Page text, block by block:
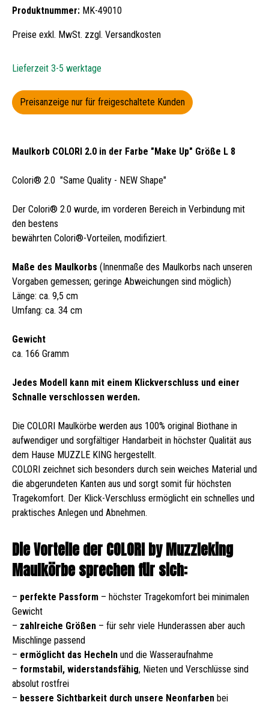
Produktnummer: MK-49010
Preise exkl. MwSt. zzgl. Versandkosten
Lieferzeit 3-5 werktage
Preisanzeige nur für freigeschaltete Kunden
Maulkorb COLORI 2.0 in der Farbe "Make Up" Größe L 8
Colori® 2.0 "Same Quality - NEW Shape"
Der Colori® 2.0 wurde, im vorderen Bereich in Verbindung mit
den bestens
bewährten Colori®-Vorteilen, modifiziert.
Maße des Maulkorbs (Innenmaße des Maulkorbs nach unseren
Vorgaben gemessen; geringe Abweichungen sind möglich)
Länge: ca. 9,5 cm
Umfang: ca. 34 cm
Gewicht
ca. 166 Gramm
Jedes Modell kann mit einem Klickverschluss und einer
Schnalle verschlossen werden.
Die COLORI Maulkörbe werden aus 100% original Biothane in
aufwendiger und sorgfältiger Handarbeit in höchster Qualität aus
dem Hause MUZZLE KING hergestellt.
COLORI zeichnet sich besonders durch sein weiches Material und
die abgerundeten Kanten aus und sorgt somit für höchsten
Tragekomfort. Der Klick-Verschluss ermöglicht ein schnelles und
praktisches Anlegen und Abnehmen.
Die Vorteile der COLORI by Muzzleking
Maulkörbe sprechen für sich:
– perfekte Passform – höchster Tragekomfort bei minimalen
Gewicht
– zahlreiche Größen – für sehr viele Hunderassen aber auch
Mischlinge passend
– ermöglicht das Hecheln und die Wasseraufnahme
– formstabil, widerstandsfähig, Nieten und Verschlüsse sind
absolut rostfrei
– bessere Sichtbarkeit durch unsere Neonfarben bei